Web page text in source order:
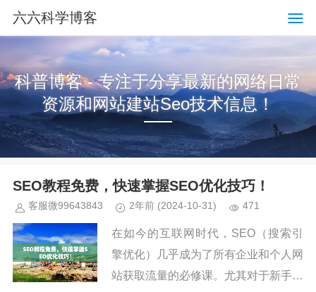
六六科学博客
科普博客 - 专注于分享最新的网络日常
资源和网站建站Seo技术信息！
SEO教程免费，快速掌握SEO优化技巧！
客服微99643843 2年前 (2024-10-31) 471
在如今的互联网时代，SEO（搜索引
擎优化）几乎成为了所有企业和个人网
站获取流量的必修课。尤其对于新手来